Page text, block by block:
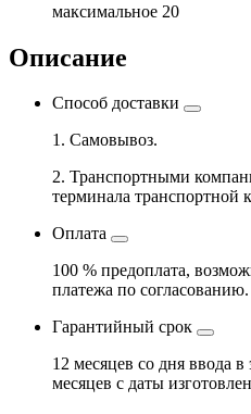
максимальное 20
Описание
Способ доставки
1. Самовывоз.
2. Транспортными
терминала транспортной
Оплата
100 % предоплата,
платежа по согласованию.
Гарантийный срок
12 месяцев со дня ввода
месяцев с даты